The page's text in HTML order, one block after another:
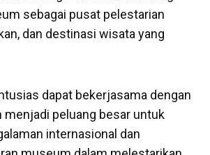
sebagai pusat pelestarian
dan destinasi wisata yang
dapat bekerjasama dengan
menjadi peluang besar untuk
internasional dan